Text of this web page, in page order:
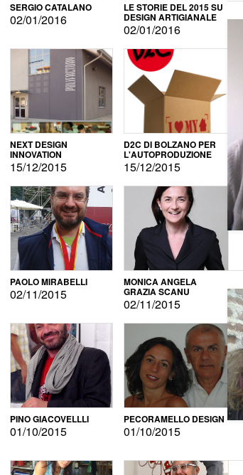
SERGIO CATALANO
02/01/2016
LE STORIE DEL 2015 SU
DESIGN ARTIGIANALE
02/01/2016
NEXT DESIGN
INNOVATION
15/12/2015
D2C DI BOLZANO PER
L'AUTOPRODUZIONE
15/12/2015
PAOLO MIRABELLI
02/11/2015
MONICA ANGELA
GRAZIA SCANU
02/11/2015
PINO GIACOVELLLI
01/10/2015
PECORAMELLO DESIGN
01/10/2015